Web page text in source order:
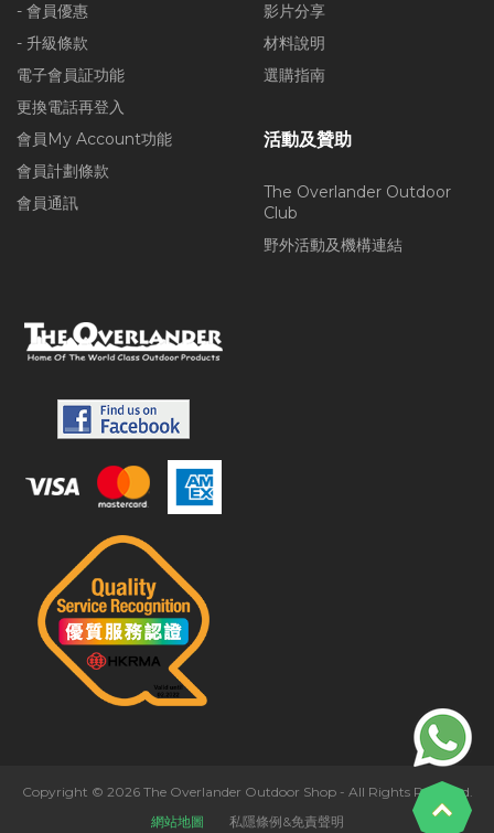
- 會員優惠
- 升級條款
電子會員証功能
更換電話再登入
會員My Account功能
會員計劃條款
會員通訊
影片分享
材料說明
選購指南
活動及贊助
The Overlander Outdoor
Club
野外活動及機構連結
Copyright © 2026 The Overlander Outdoor Shop - All Rights Reserved.
網站地圖
私隱條例&免責聲明